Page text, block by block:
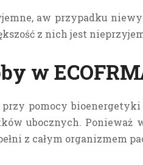
aw przypadku
z nich jest
w
pomocy bioenergetyki
ubocznych. Ponieważ
z całym organizmem